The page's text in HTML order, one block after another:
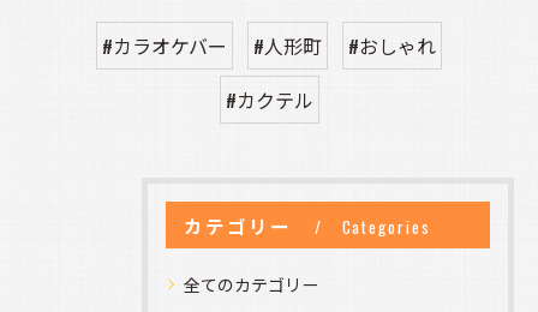
#カラオケバー #人形町
#おしゃれ
#カクテル
カテゴリー Categories
全てのカテゴリー